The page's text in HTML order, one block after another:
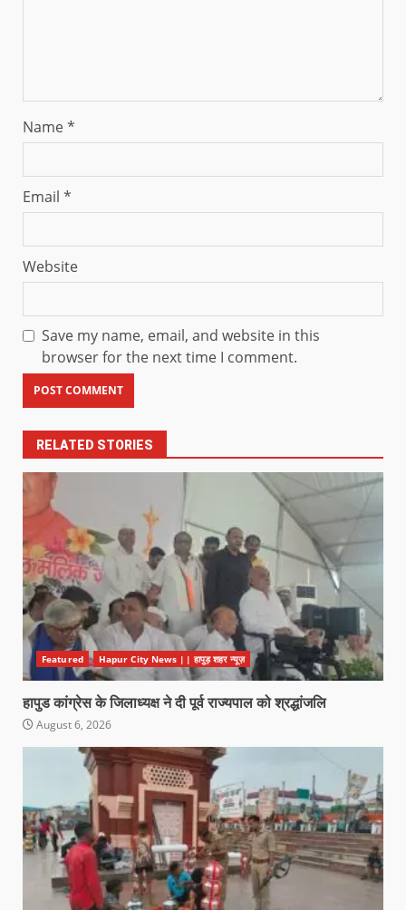
Name*
Email *
Website
Save my name, email, and website in this
browser for the next time I comment.
RELATED STORIES
Featured Hapur City News || हापुड़ शहर न्यूज़
हापुड कांग्रेस के जिलाध्यक्ष ने दी पूर्व राज्यपाल को श्रद्धांजलि
August 6, 2026